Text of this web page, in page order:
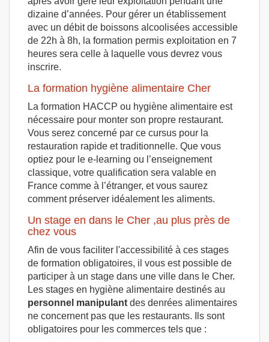
dizaine d’années. Pour gérer un établissement
avec un débit de boissons alcoolisées accessible
de 22h à 8h, la formation permis exploitation en 7
heures sera celle à laquelle vous devrez vous
inscrire.
La formation hygiène alimentaire Cher
La formation HACCP ou hygiène alimentaire est
nécessaire pour monter son propre restaurant.
Vous serez concerné par ce cursus pour la
restauration rapide et traditionnelle. Que vous
optiez pour le e-learning ou l’enseignement
classique, votre qualification sera valable en
France comme à l’étranger, et vous saurez
comment préserver idéalement les aliments.
Un stage en dans le Cher ,au plus près de
chez vous
Afin de vous faciliter l'accessibilité à ces stages
de formation obligatoires, il vous est possible de
participer à un stage dans une ville dans le Cher.
Les stages en hygiène alimentaire destinés au
personnel manipulant des denrées alimentaires
ne concernent pas que les restaurants. Ils sont
obligatoires pour les commerces tels que :